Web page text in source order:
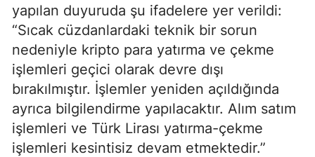
yapılan duyuruda şu ifadelere yer verildi:
“Sıcak cüzdanlardaki teknik bir sorun
nedeniyle kripto para yatırma ve çekme
işlemleri geçici olarak devre dışı
bırakılmıştır. İşlemler yeniden açıldığında
ayrıca bilgilendirme yapılacaktır. Alım satım
işlemleri ve Türk Lirası yatırma-çekme
işlemleri kesintisiz devam etmektedir.”